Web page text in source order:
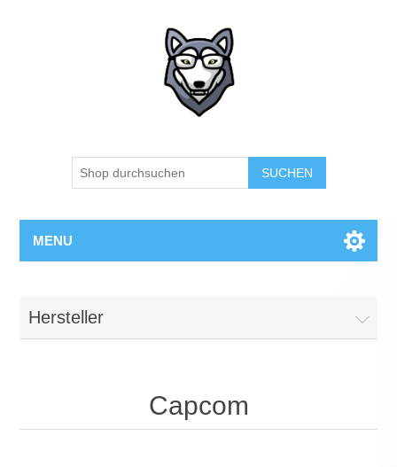
SUCHEN
MENU
Hersteller
Capcom